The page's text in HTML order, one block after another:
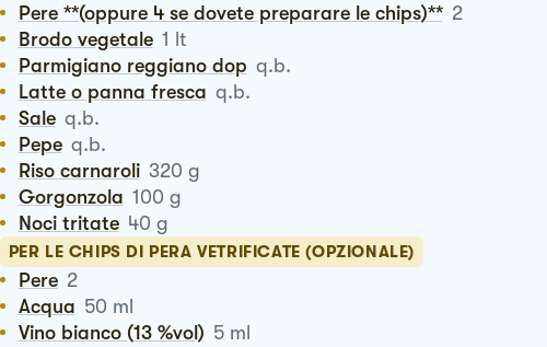
Pere **(oppure 4 se dovete preparare le chips)** 2
Brodo vegetale 1 lt
Parmigiano reggiano dop q.b.
Latte o panna fresca q.b.
Sale q.b.
Pepe q.b.
Riso carnaroli 320 g
Gorgonzola 100 g
Noci tritate 40 g
PER LE CHIPS DI PERA VETRIFICATE (OPZIONALE)
Pere 2
Acqua 50 ml
Vino bianco (13 %vol) 5 ml